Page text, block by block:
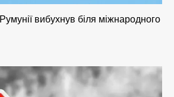
вибухнув біля міжнародного